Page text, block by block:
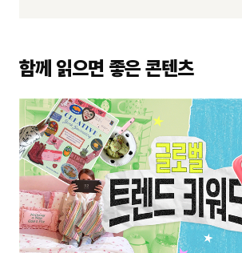
함께 읽으면 좋은 콘텐츠